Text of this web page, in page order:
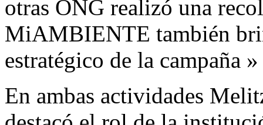
otras ONG realizó una
MiAMBIENTE también
estratégico de la campaña
En ambas actividades